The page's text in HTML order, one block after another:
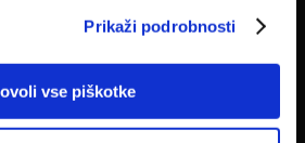
Prikaži podrobnosti
vse piškotke